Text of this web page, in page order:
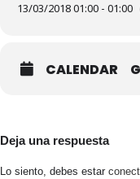
13/03/2018 01:00 - 01:00
CALENDAR
Deja una respuesta
Lo siento, debes estar